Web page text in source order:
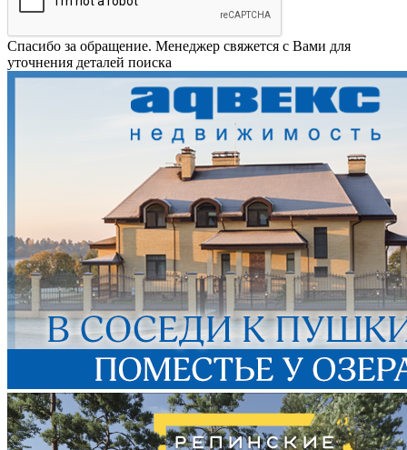
Спасибо за обращение. Менеджер свяжется с Вами для
уточнения деталей поиска